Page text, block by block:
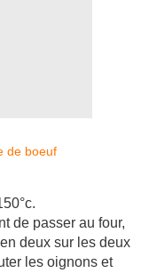
de passer au four,
deux sur les deux
les oignons et